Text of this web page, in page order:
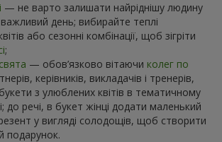
— не варто залишати найріднішу людину
день; вибирайте теплі
або сезонні комбінації, щоб зігріти
;
— обов’язково вітаючи колег по
керівників, викладачів і тренерів,
з улюблених квітів в тематичному
до речі, в букет жінці додати маленький
у вигляді солодощів, щоб створити
подарунок.